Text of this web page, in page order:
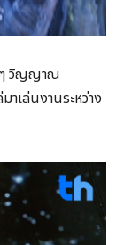
ๆ วิญญาณ
เล่นงานระหว่าง